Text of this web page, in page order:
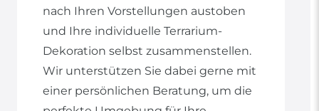
nach Ihren Vorstellungen austoben
und Ihre individuelle Terrarium-
Dekoration selbst zusammenstellen.
Wir unterstützen Sie dabei gerne mit
einer persönlichen Beratung, um die